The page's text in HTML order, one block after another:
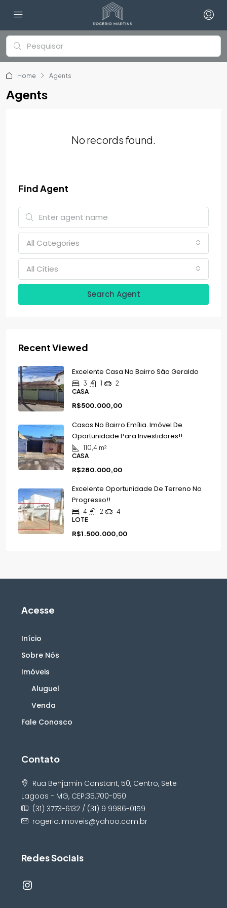
Home Agents
Agents
No records found.
Find Agent
All Categories
All Cities
Search Agent
Recent Viewed
Excelente Casa No Bairro São Geraldo
3 1
2
CASA
R$500.000,00
Casas No Bairro Emília. Imóvel De
Oportunidade Para Investidores!!
110,4 m²
CASA
R$280.000,00
Excelente Oportunidade De Terreno No
Progresso!!
4 2
4
LOTE
R$1.500.000,00
Acesse
Início
Sobre Nós
Imóveis
Aluguel
Venda
Fale Conosco
Contato
Rua Benjamin Constant, 50, Centro, Sete
Lagoas - MG, CEP:35.700-050
(31) 3773-6132 / (31) 9 9986-0159
rogerio.imoveis@yahoo.com.br
Redes Sociais